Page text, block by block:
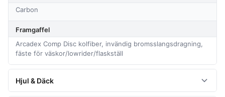
Carbon
Framgaffel
Arcadex Comp Disc kolfiber, invändig bromsslangsdragning,
fäste för väskor/lowrider/flaskställ
Hjul & Däck